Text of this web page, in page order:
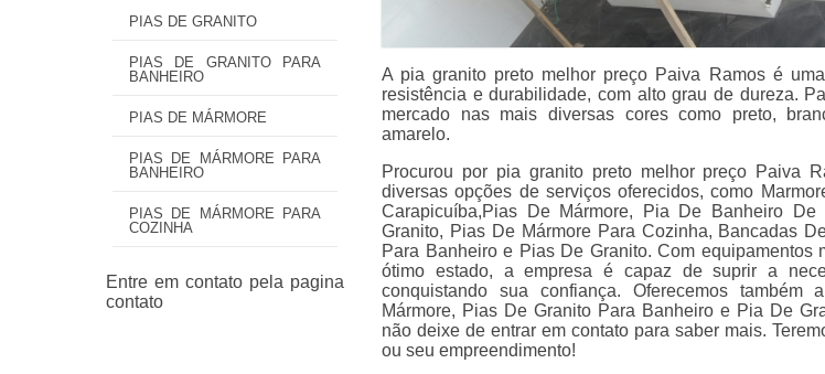
PIAS DE GRANITO
PIAS DE GRANITO PARA
BANHEIRO
PIAS DE MÁRMORE
PIAS DE MÁRMORE PARA
BANHEIRO
PIAS DE MÁRMORE PARA
COZINHA
A pia granito preto melhor preço Paiva Ramos é
resistência e durabilidade, com alto grau de dureza.
mercado nas mais diversas cores como preto,
amarelo.
Procurou por pia granito preto melhor preço Paiva
diversas opções de serviços oferecidos, como
Carapicuíba,Pias De Mármore, Pia De Banheiro
Granito, Pias De Mármore Para Cozinha, Bancadas
Para Banheiro e Pias De Granito. Com equipamentos
ótimo estado, a empresa é capaz de suprir a
conquistando sua confiança. Oferecemos
Mármore, Pias De Granito Para Banheiro e Pia De
não deixe de entrar em contato para saber mais.
ou seu empreendimento!